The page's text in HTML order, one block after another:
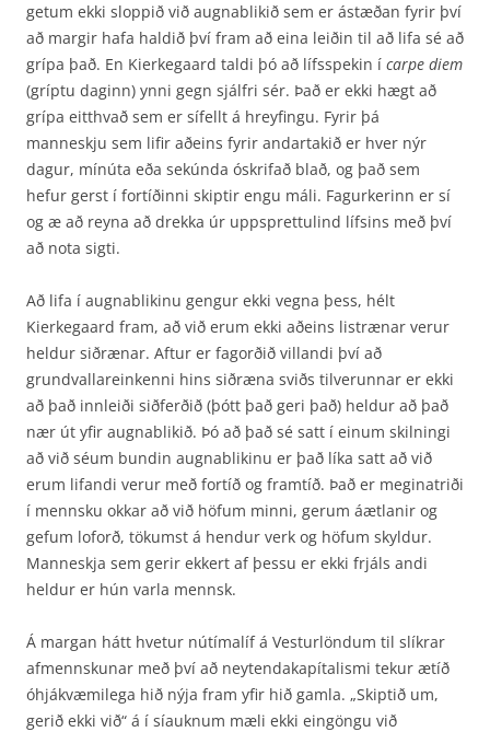
getum ekki sloppið við augnablikið sem er ástæðan fyrir því
að margir hafa haldið því fram að eina leiðin til að lifa sé að
grípa það. En Kierkegaard taldi þó að lífsspekin í carpe diem
(gríptu daginn) ynni gegn sjálfri sér. Það er ekki hægt að
grípa eitthvað sem er sífellt á hreyfingu. Fyrir þá
manneskju sem lifir aðeins fyrir andartakið er hver nýr
dagur, mínúta eða sekúnda óskrifað blað, og það sem
hefur gerst í fortíðinni skiptir engu máli. Fagur­kerinn er sí
og æ að reyna að drekka úr uppsprettulind lífsins með því
að nota sigti.
Að lifa í augnablikinu gengur ekki vegna þess, hélt
Kierkegaard fram, að við erum ekki aðeins listrænar verur
heldur siðrænar. Aftur er fagorðið villandi því að
grundvallareinkenni hins siðræna sviðs tilverunnar er ekki
að það innleiði siðferðið (þótt það geri það) heldur að það
nær út yfir augnablikið. Þó að það sé satt í einum skilningi
að við séum bundin augnablikinu er það líka satt að við
erum lifandi verur með fortíð og framtíð. Það er meginatriði
í mennsku okkar að við höfum minni, gerum áætlanir og
gefum loforð, tökumst á hendur verk og höfum skyldur.
Manneskja sem gerir ekkert af þessu er ekki frjáls andi
heldur er hún varla mennsk.
Á margan hátt hvetur nútímalíf á Vesturlöndum til slíkrar
afmennskunar með því að neytenda­kapítalismi tekur ætíð
óhjákvæmilega hið nýja fram yfir hið gamla. „Skiptið um,
gerið ekki við“ á í síauknum mæli ekki eingöngu við